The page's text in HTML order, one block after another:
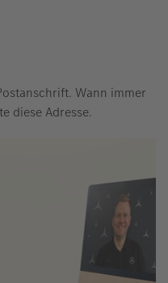
Wann immer
diese Adresse.